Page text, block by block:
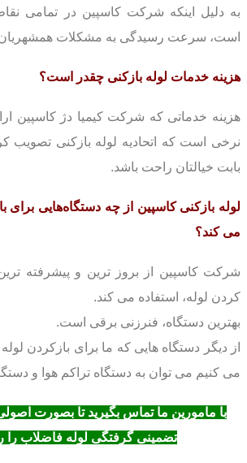
به دلیل اینکه شرکت کاسپین در تمامی
است، سرعت رسیدگی به مشکلات همشهریان
هزینه خدمات لوله بازکنی چقدر است؟
هزینه خدماتی که شرکت کیمیا دژ کاسپین
نرخی است که اتحادیه لوله بازکنی تصویب
بابت خیالتان راحت با‌شد.
لوله بازکنی کاسپین از چه دستگاه‌هایی برای
می کند؟
شرکت کاسپین از بروز ترین و پیشرفته ترین
کردن لوله، استفاده می کند.
بهترین دستگاه، فنرزنی برقی است.
از دیگر دستگاه هایی که ما برای بازکردن
می کنیم می توان به دستگاه تراکم هوا و
با مامورین ما تماس بگیرید تا بصورت
تضمینی گرفتگی لوله فاضلاب را